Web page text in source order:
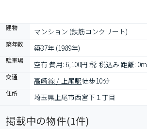
建物 マンション (鉄筋コンクリート)
築年数 築37年 (1989年)
駐車場 空有 費用: 6,100円 税: 税込み 距離: 0m
交通 高崎線 / 上尾駅徒歩10分
住所 埼玉県上尾市西宮下１丁目
掲載中の物件(1件)